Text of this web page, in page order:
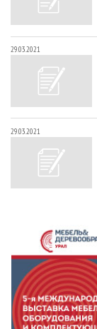
29.03.2021
29.03.2021